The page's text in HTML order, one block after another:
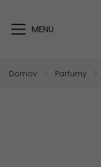
Domov / Parfumy /